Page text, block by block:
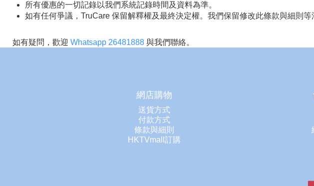
所有優惠的一切記錄以我們系統記錄時間及資料為準。
如有任何爭議，TruCare 保留解釋權及最終決定權。我們保留修改此條款與細則等
如有疑問，歡迎 Whatsapp 26481888 與我們聯絡。
網店購物
送貨方式
付款方式
條款與細則
HKTVmall訂購